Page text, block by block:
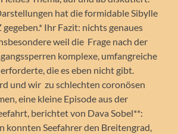
hat die formidable Sibylle
Ihr Fazit: nichts genaues
weil die Frage nach der
komplexe, umfangreiche
die es eben nicht gibt.
und wir zu schlechten coronösen
eine kleine Episode aus der
berichtet von Dava Sobel**:
konnten Seefahrer den Breitengrad,